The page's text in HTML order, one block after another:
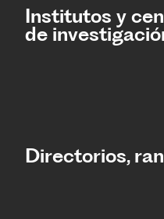
Institutos y
de
Directorios,